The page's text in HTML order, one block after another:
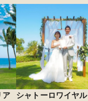
ア
シャトーロワイヤル